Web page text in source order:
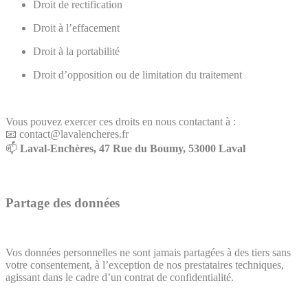
Droit de rectification
Droit à l’effacement
Droit à la portabilité
Droit d’opposition ou de limitation du traitement
Vous pouvez exercer ces droits en nous contactant à :
📧 contact@lavalencheres.fr
📫 Laval-Enchères, 47 Rue du Boumy, 53000 Laval
Partage des données
Vos données personnelles ne sont jamais partagées à des tiers sans
votre consentement, à l’exception de nos prestataires techniques,
agissant dans le cadre d’un contrat de confidentialité.